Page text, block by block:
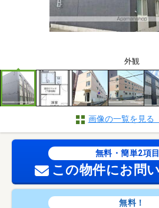
外観
画像の一覧を見る
無料・簡単2項目
この物件にお問
無料！